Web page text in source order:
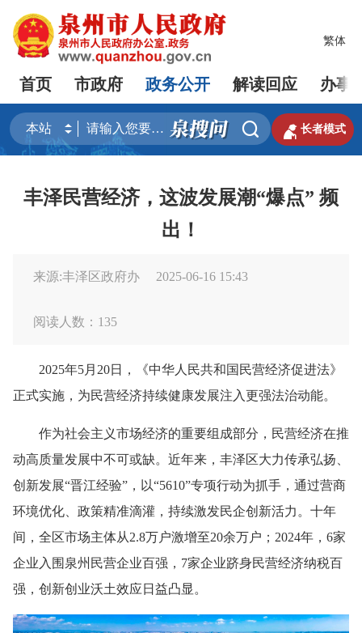
繁体
首页 市政府 政务公开 解读回应 办事
  长者模式
丰泽民营经济，这波发展潮“爆点” 频
出！
来源:丰泽区政府办 2025-06-16 15:43
阅读人数： 135
2025年5月20日，《中华人民共和国民营经济促进法》
正式实施，为民营经济持续健康发展注入更强法治动能。
作为社会主义市场经济的重要组成部分，民营经济在推
动高质量发展中不可或缺。近年来，丰泽区大力传承弘扬、
创新发展“晋江经验”，以“5610”专项行动为抓手，通过营商
环境优化、政策精准滴灌，持续激发民企创新活力。十年
间，全区市场主体从2.8万户激增至20余万户；2024年，6家
企业入围泉州民营企业百强，7家企业跻身民营经济纳税百
强，创新创业沃土效应日益凸显。